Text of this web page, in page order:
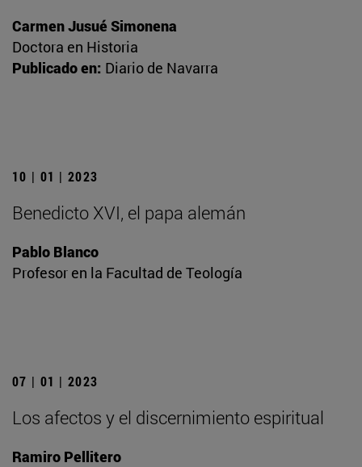
Carmen Jusué Simonena
Doctora en Historia
Publicado en: Diario de Navarra
10 | 01 | 2023
Benedicto XVI, el papa alemán
Pablo Blanco
Profesor en la Facultad de Teología
07 | 01 | 2023
Los afectos y el discernimiento espiritual
Ramiro Pellitero